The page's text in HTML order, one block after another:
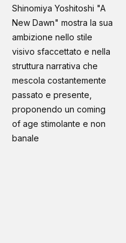
Shinomiya Yoshitoshi "A
New Dawn" mostra la sua
ambizione nello stile
visivo sfaccettato e nella
struttura narrativa che
mescola costantemente
passato e presente,
proponendo un coming
of age stimolante e non
banale